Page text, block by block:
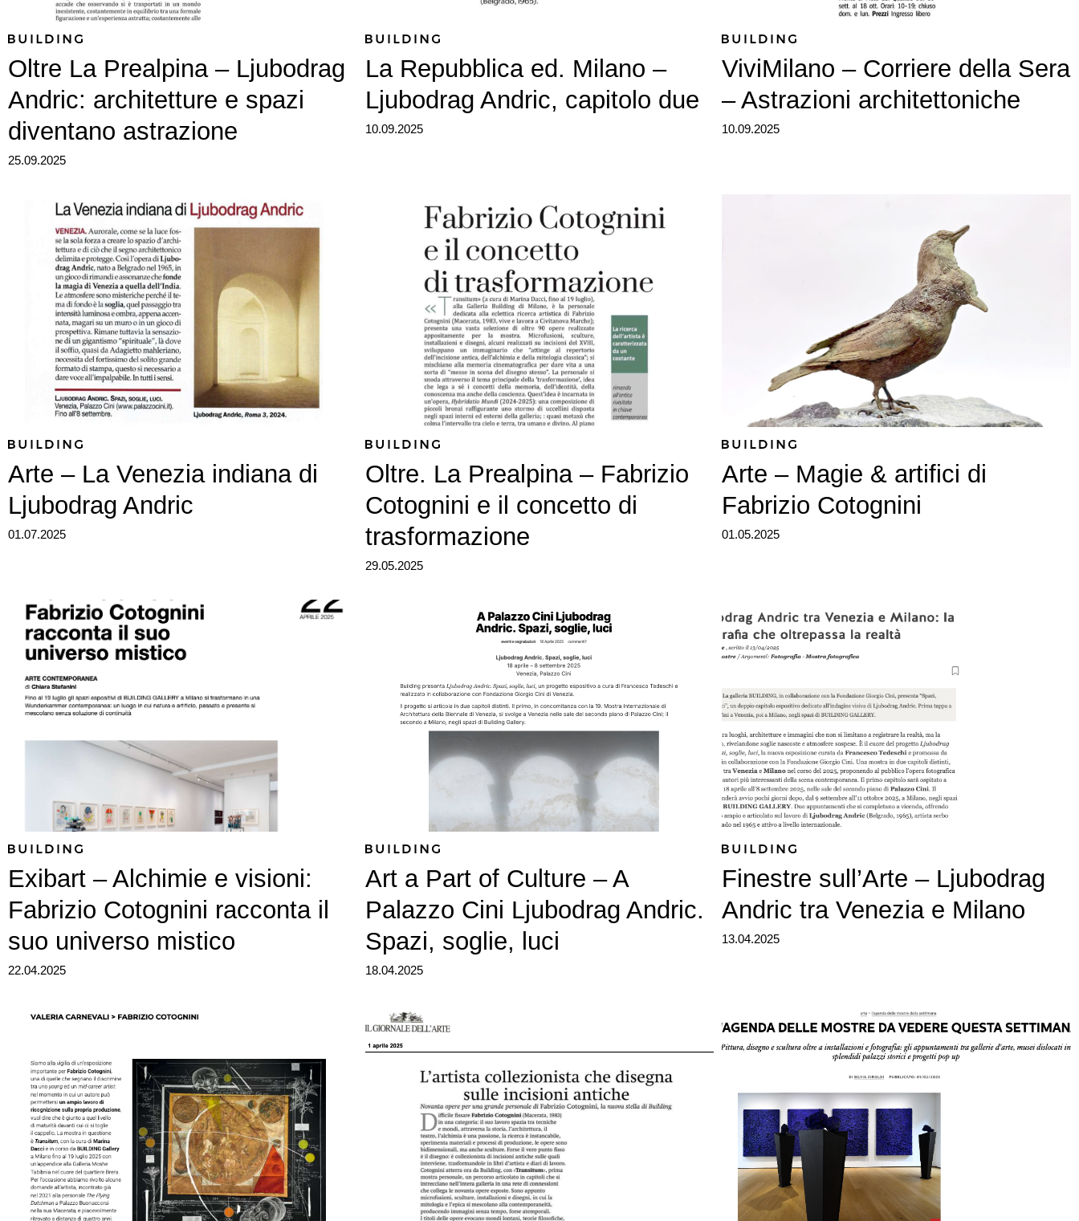
Oltre La Prealpina – Ljubodrag
Andric: architetture e spazi
diventano astrazione
25.09.2025
La Repubblica ed. Milano –
Ljubodrag Andric, capitolo due
10.09.2025
ViviMilano – Corriere della Sera
– Astrazioni architettoniche
10.09.2025
Arte – La Venezia indiana di
Ljubodrag Andric
01.07.2025
Oltre. La Prealpina – Fabrizio
Cotognini e il concetto di
trasformazione
29.05.2025
Arte – Magie & artifici di
Fabrizio Cotognini
01.05.2025
Exibart – Alchimie e visioni:
Fabrizio Cotognini racconta il
suo universo mistico
22.04.2025
Art a Part of Culture – A
Palazzo Cini Ljubodrag Andric.
Spazi, soglie, luci
18.04.2025
Finestre sull’Arte – Ljubodrag
Andric tra Venezia e Milano
13.04.2025